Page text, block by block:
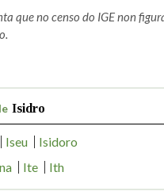
que no censo do IGE non
Isidro
Iseu
Isidoro
Ite Ith